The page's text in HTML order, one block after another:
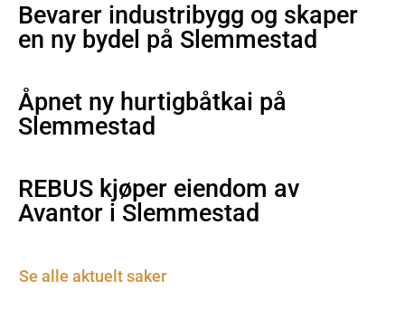
Bevarer industribygg og skaper
en ny bydel på Slemmestad
Åpnet ny hurtigbåtkai på
Slemmestad
REBUS kjøper eiendom av
Avantor i Slemmestad
Se alle aktuelt saker